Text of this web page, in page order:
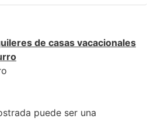
de casas vacacionales
puede ser una